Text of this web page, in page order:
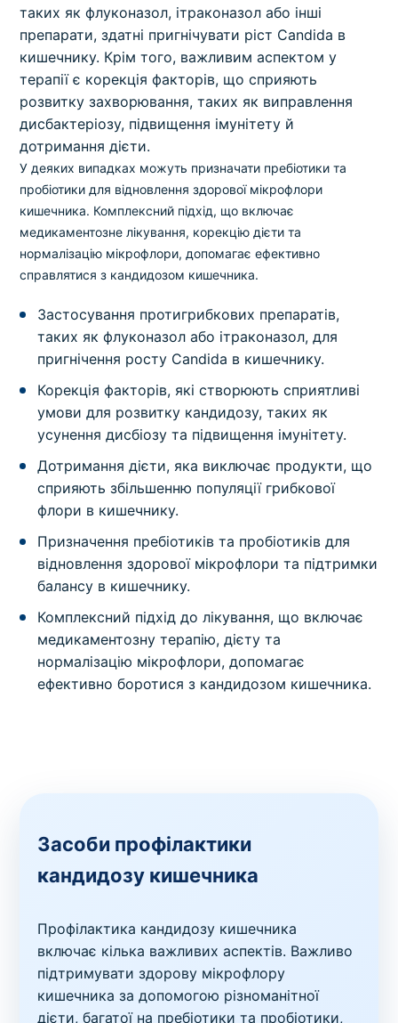
таких як флуконазол, ітраконазол або інші
препарати, здатні пригнічувати ріст Candida в
кишечнику. Крім того, важливим аспектом у
терапії є корекція факторів, що сприяють
розвитку захворювання, таких як виправлення
дисбактеріозу, підвищення імунітету й
дотримання дієти.
У деяких випадках можуть призначати пребіотики та
пробіотики для відновлення здорової мікрофлори
кишечника. Комплексний підхід, що включає
медикаментозне лікування, корекцію дієти та
нормалізацію мікрофлори, допомагає ефективно
справлятися з кандидозом кишечника.
Застосування протигрибкових препаратів,
таких як флуконазол або ітраконазол, для
пригнічення росту Candida в кишечнику.
Корекція факторів, які створюють сприятливі
умови для розвитку кандидозу, таких як
усунення дисбіозу та підвищення імунітету.
Дотримання дієти, яка виключає продукти, що
сприяють збільшенню популяції грибкової
флори в кишечнику.
Призначення пребіотиків та пробіотиків для
відновлення здорової мікрофлори та підтримки
балансу в кишечнику.
Комплексний підхід до лікування, що включає
медикаментозну терапію, дієту та
нормалізацію мікрофлори, допомагає
ефективно боротися з кандидозом кишечника.
Засоби профілактики
кандидозу кишечника
Профілактика кандидозу кишечника
включає кілька важливих аспектів. Важливо
підтримувати здорову мікрофлору
кишечника за допомогою різноманітної
дієти, багатої на пребіотики та пробіотики,